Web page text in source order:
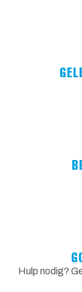
Hulp nodig?